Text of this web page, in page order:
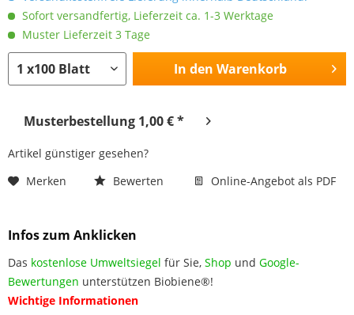
Sofort versandfertig, Lieferzeit ca. 1-3 Werktage
Muster Lieferzeit 3 Tage
In den Warenkorb
Musterbestellung 1,00 € *
Artikel günstiger gesehen?
Merken
Bewerten Online-Angebot als PDF
Infos zum Anklicken
Das kostenlose Umweltsiegel für Sie, Shop und Google-
Bewertungen unterstützen Biobiene®!
Wichtige Informationen